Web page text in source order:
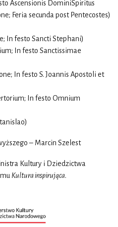
Ascensionis DominiSpiritus
Feria secunda post Pentecostes)
In festo Sancti Stephani)
In festo Sanctissimae
In festo S. Joannis Apostoli et
In festo Omnium
– Marcin Szelest
Kultury i Dziedzictwa
Kultura inspirująca.